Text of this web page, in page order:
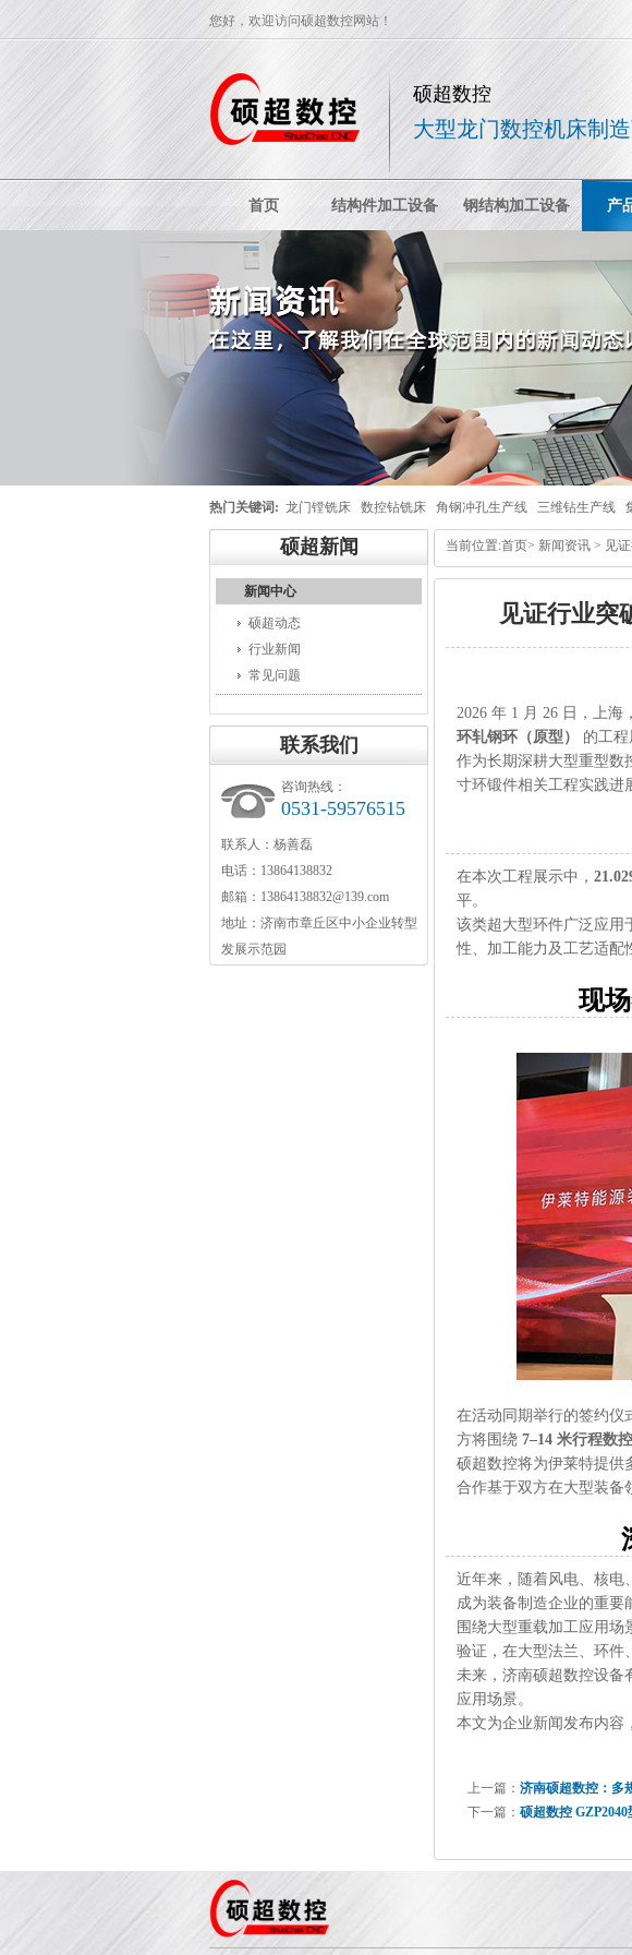
您好，欢迎访问硕超数控网站！
硕超数控
大型龙门数控机床制
首页 结构件加工设备 钢结构加工设备 产
热门关键词: 龙门镗铣床 数控钻铣床 角钢冲孔生产线 三维钻生产线
硕超新闻
新闻中心
硕超动态
行业新闻
常见问题
联系我们
咨询热线：
0531-59576515
联系人：杨善磊
电话：13864138832
邮箱：13864138832@139.com
地址：济南市章丘区中小企业转型
发展示范园
当前位置:首页> 新闻资讯 > 见
见证行业突
2026 年 1 月 26 日，上
环轧钢环（原型）
的工
作为长期深耕大型重型数
寸环锻件相关工程实践进
在本次工程展示中，
平。
该类超大型环件广泛应用
性、加工能力及工艺适配
现
在活动同期举行的签约仪
方将围绕 7–14 米行程数
硕超数控将为伊莱特提供
合作基于双方在大型装备
近年来，随着风电、核电
成为装备制造企业的重要
围绕大型重载加工应用场
验证，在大型法兰、环件
未来，济南硕超数控设备
应用场景。
本文为企业新闻发布内容
上一篇： 济南硕超数控：多
下一篇： 硕超数控